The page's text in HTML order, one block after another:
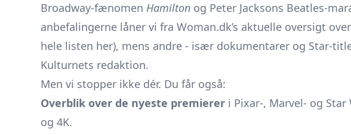
Broadway-fænomen Hamilton og Peter Jacksons Beatles-
anbefalingerne låner vi fra Woman.dk’s aktuelle oversigt
hele listen her), mens andre - især dokumentarer og Star-
Kulturnets redaktion.
Men vi stopper ikke dér. Du får også:
Overblik over de nyeste premierer i Pixar-, Marvel- og
og 4K.